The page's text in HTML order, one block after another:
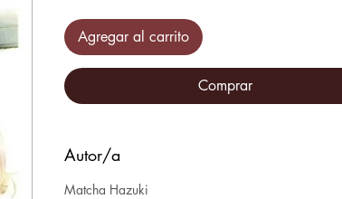
Agregar al carrito
Comprar
Autor/a
Matcha Hazuki